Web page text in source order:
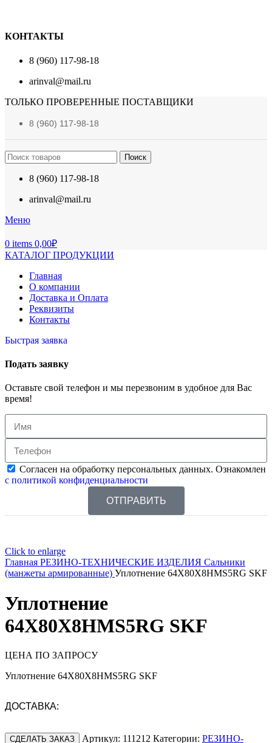
КОНТАКТЫ
8 (960) 117-98-18
arinval@mail.ru
ТОЛЬКО ПРОВЕРЕННЫЕ ПОСТАВЩИКИ
8 (960) 117-98-18
Поиск
8 (960) 117-98-18
arinval@mail.ru
Меню
0 items 0,00₽
КАТАЛОГ ПРОДУКЦИИ
Главная
О компании
Доставка и Оплата
Реквизиты
Контакты
Быстрая заявка
Подать заявку
Оставьте свой телефон и мы перезвоним в удобное для Вас
время!
Согласен на обработку персональных данных. Ознакомлен
с политикой конфиденциальности
ОТПРАВИТЬ
Click to enlarge
Главная РЕЗИНО-ТЕХНИЧЕСКИЕ ИЗДЕЛИЯ Сальники
(манжеты армированные) Уплотнение 64X80X8HMS5RG SKF
Уплотнение
64X80X8HMS5RG SKF
ЦЕНА ПО ЗАПРОСУ
Уплотнение 64X80X8HMS5RG SKF
ДОСТАВКА:
СДЕЛАТЬ ЗАКАЗ Артикул: 111212 Категории: РЕЗИНО-